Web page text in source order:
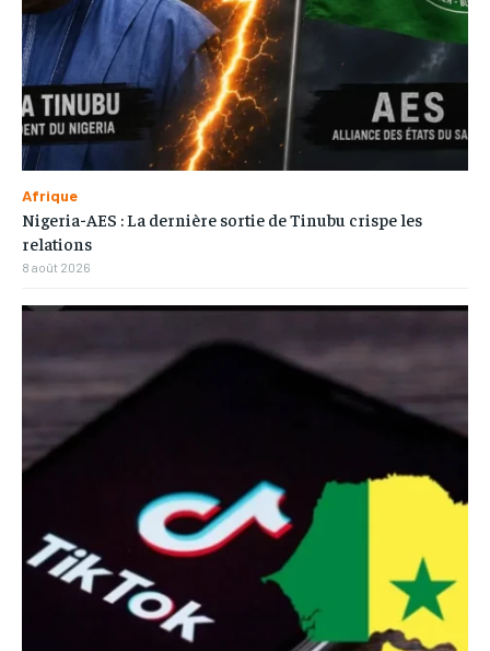
Afrique
Nigeria-AES : La dernière sortie de Tinubu crispe les
relations
8 août 2026